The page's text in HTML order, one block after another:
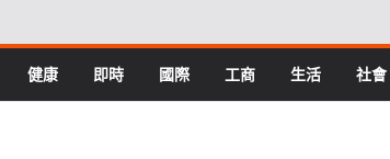
健康 即時 國際 工商 生活 社會